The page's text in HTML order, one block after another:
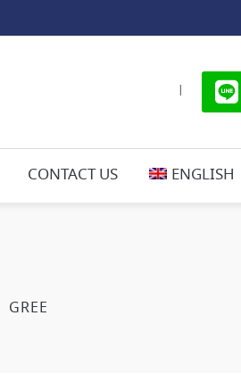
|
CONTACT US ENGLISH
GREE